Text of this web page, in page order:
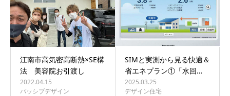
江南市高気密高断熱×SE構
法 美容院お引渡し
2022.04.15
パッシブデザイン
SIMと実測から見る快適＆
省エネプラン①「水回…
2025.03.25
デザイン住宅